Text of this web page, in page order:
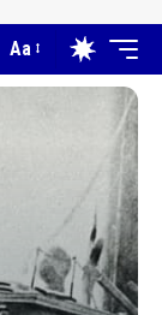
Aa